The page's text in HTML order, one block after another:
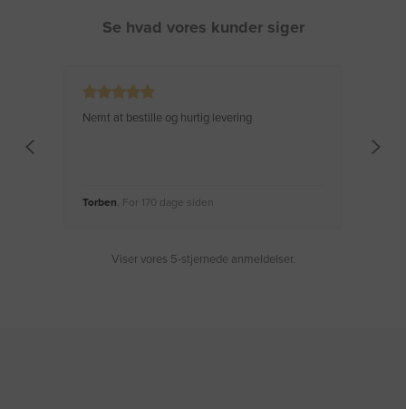
Se hvad vores kunder siger
Nemt at bestille og hurtig levering
Torben , For 170 dage siden
Viser vores 5-stjernede anmeldelser.